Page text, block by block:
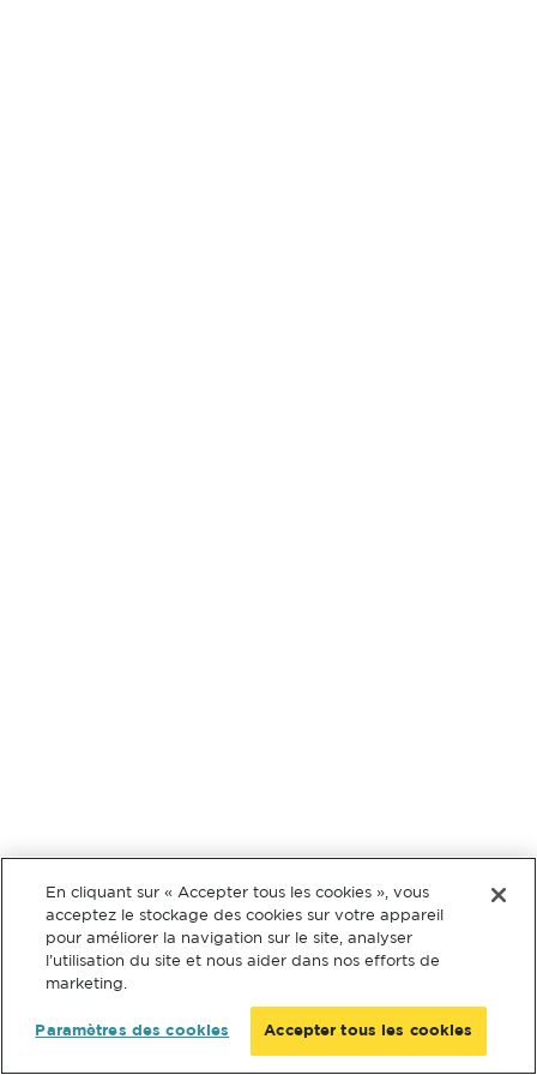
En cliquant sur « Accepter tous les cookies », vous
acceptez le stockage des cookies sur votre appareil
pour améliorer la navigation sur le site, analyser
l’utilisation du site et nous aider dans nos efforts de
marketing.
Paramètres des cookies Accepter tous les cookies